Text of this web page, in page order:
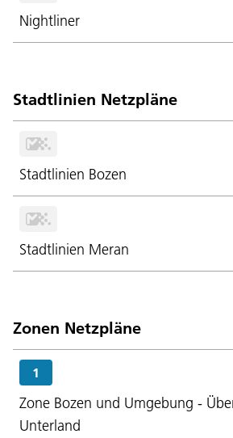
Nightliner
Stadtlinien Netzpläne
Stadtlinien Bozen
Stadtlinien Meran
Zonen Netzpläne
1
Zone Bozen und Umgebung -
Unterland